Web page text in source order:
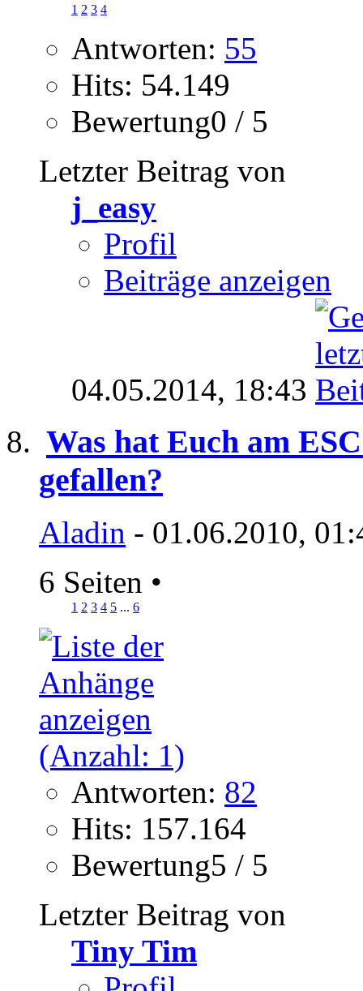
1 2 3 4
Antworten: 55
Hits: 54.149
Bewertung0 / 5
Letzter Beitrag von
j_easy
Profil
Beiträge anzeigen
04.05.2014, 18:43
Was hat Euch am
gefallen?
Aladin - 01.06.2010,
6 Seiten •
1 2 3 4 5 ... 6
Antworten: 82
Hits: 157.164
Bewertung5 / 5
Letzter Beitrag von
Tiny Tim